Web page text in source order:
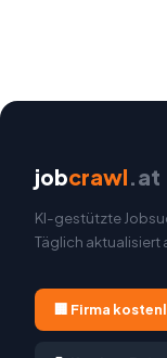
jobcrawl.at
KI-gestützte
Täglich aktualisiert
🏢 Firma